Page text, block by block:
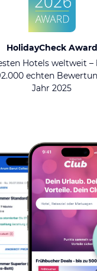
HolidayCheck Award
Hotels weltweit –
echten
Jahr 2025